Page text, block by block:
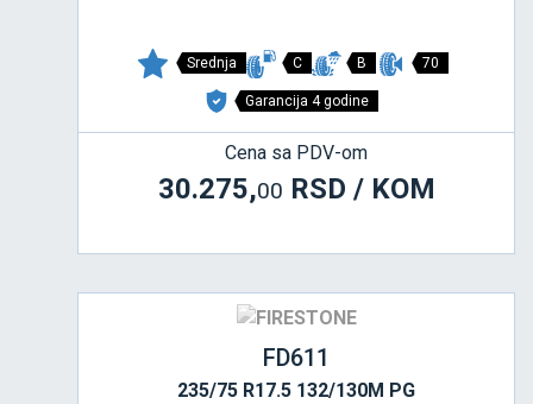
Srednja C B 70
Garancija 4 godine
Cena sa PDV-om
30.275,00 RSD / KOM
FD611
235/75 R17.5 132/130M PG